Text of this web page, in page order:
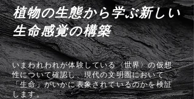
植物の生態から学ぶ新しい
生命感覚の構築
いまわれわれが体験している〈世界〉の仮想
性について確認し、現代の文明圏において
「生命」がいかに表象されているのかを検証
します。